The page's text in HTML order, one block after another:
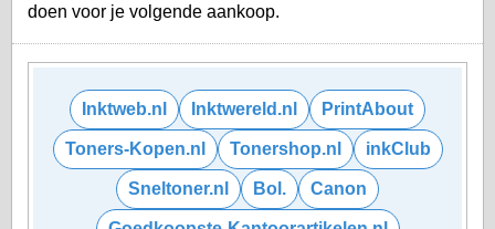
doen voor je volgende aankoop.
Inktweb.nl Inktwereld.nl PrintAbout
Toners-Kopen.nl Tonershop.nl inkClub
Sneltoner.nl Bol. Canon